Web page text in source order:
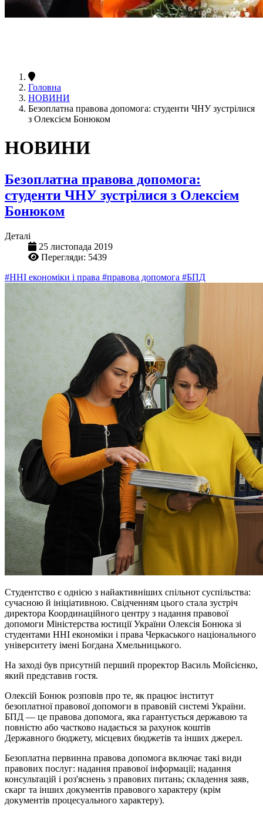
Головна
НОВИНИ
Безоплатна правова допомога: студенти ЧНУ зустрілися
з Олексієм Бонюком
НОВИНИ
Безоплатна правова допомога:
студенти ЧНУ зустрілися з Олексієм
Бонюком
Деталі
25 листопада 2019
Перегляди: 5439
#ННІ економіки і права #правова допомога #БПД
Студентство є однією з найактивніших спільнот суспільства:
сучасною й ініціативною. Свідченням цього стала зустріч
директора Координаційного центру з надання правової
допомоги Міністерства юстиції України Олексія Бонюка зі
студентами ННІ економіки і права Черкаського національного
університету імені Богдана Хмельницького.
На заході був присутній перший проректор Василь Мойсієнко,
який представив гостя.
Олексій Бонюк розповів про те, як працює інститут
безоплатної правової допомоги в правовій системі України.
БПД — це правова допомога, яка гарантується державою та
повністю або частково надається за рахунок коштів
Державного бюджету, місцевих бюджетів та інших джерел.
Безоплатна первинна правова допомога включає такі види
правових послуг: надання правової інформації; надання
консультацій і роз'яснень з правових питань; складення заяв,
скарг та інших документів правового характеру (крім
документів процесуального характеру).